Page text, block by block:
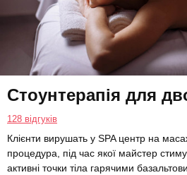
Стоунтерапія для
128 відгуків
Клієнти вирушать у SPA центр на
процедура, під час якої майстер
активні точки тіла гарячими